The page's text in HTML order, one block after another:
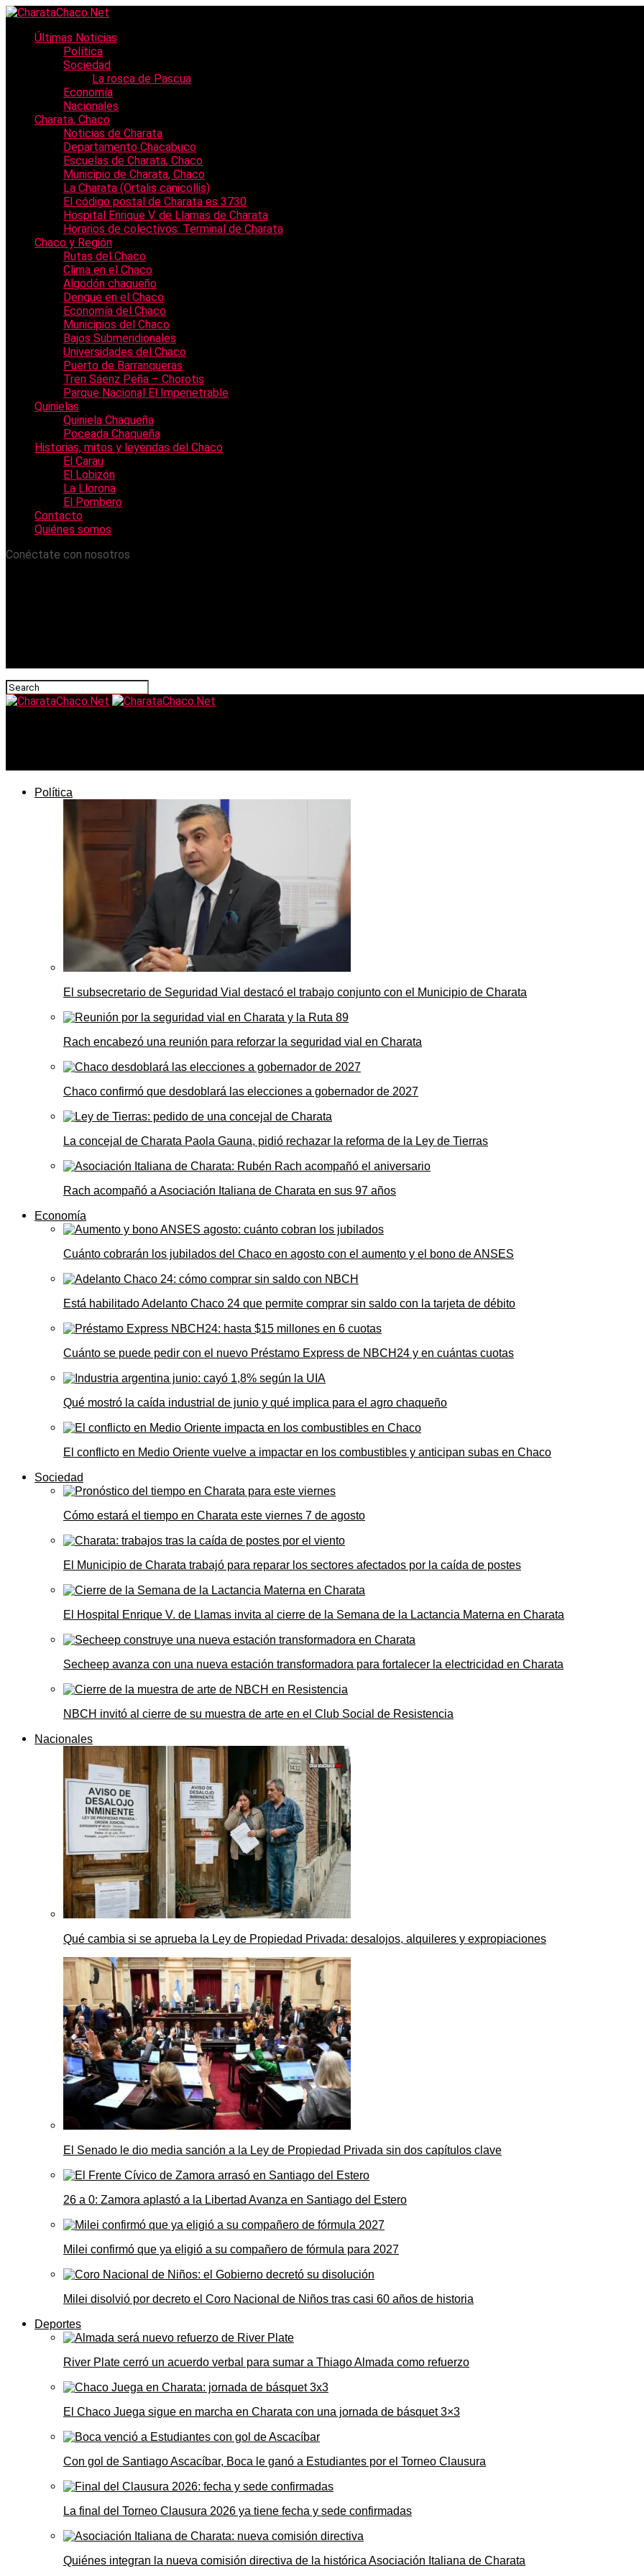
Últimas Noticias
Política
Sociedad
La rosca de Pascua
Economía
Nacionales
Charata, Chaco
Noticias de Charata
Departamento Chacabuco
Escuelas de Charata, Chaco
Municipio de Charata, Chaco
La Charata (Ortalis canicollis)
El código postal de Charata es 3730
Hospital Enrique V. de Llamas de Charata
Horarios de colectivos: Terminal de Charata
Chaco y Región
Rutas del Chaco
Clima en el Chaco
Algodón chaqueño
Dengue en el Chaco
Economía del Chaco
Municipios del Chaco
Bajos Submeridionales
Universidades del Chaco
Puerto de Barranqueras
Tren Sáenz Peña – Chorotis
Parque Nacional El Impenetrable
Quinielas
Quiniela Chaqueña
Poceada Chaqueña
Historias, mitos y leyendas del Chaco
El Carau
El Lobizón
La Llorona
El Pombero
Contacto
Quiénes somos
Conéctate con nosotros
Política
El subsecretario de Seguridad Vial destacó el trabajo conjunto con el Municipio de Charata
Rach encabezó una reunión para reforzar la seguridad vial en Charata
Chaco confirmó que desdoblará las elecciones a gobernador de 2027
La concejal de Charata Paola Gauna, pidió rechazar la reforma de la Ley de Tierras
Rach acompañó a Asociación Italiana de Charata en sus 97 años
Economía
Cuánto cobrarán los jubilados del Chaco en agosto con el aumento y el bono de ANSES
Está habilitado Adelanto Chaco 24 que permite comprar sin saldo con la tarjeta de débito
Cuánto se puede pedir con el nuevo Préstamo Express de NBCH24 y en cuántas cuotas
Qué mostró la caída industrial de junio y qué implica para el agro chaqueño
El conflicto en Medio Oriente vuelve a impactar en los combustibles y anticipan subas en Chaco
Sociedad
Cómo estará el tiempo en Charata este viernes 7 de agosto
El Municipio de Charata trabajó para reparar los sectores afectados por la caída de postes
El Hospital Enrique V. de Llamas invita al cierre de la Semana de la Lactancia Materna en Charata
Secheep avanza con una nueva estación transformadora para fortalecer la electricidad en Charata
NBCH invitó al cierre de su muestra de arte en el Club Social de Resistencia
Nacionales
Qué cambia si se aprueba la Ley de Propiedad Privada: desalojos, alquileres y expropiaciones
El Senado le dio media sanción a la Ley de Propiedad Privada sin dos capítulos clave
26 a 0: Zamora aplastó a la Libertad Avanza en Santiago del Estero
Milei confirmó que ya eligió a su compañero de fórmula para 2027
Milei disolvió por decreto el Coro Nacional de Niños tras casi 60 años de historia
Deportes
River Plate cerró un acuerdo verbal para sumar a Thiago Almada como refuerzo
El Chaco Juega sigue en marcha en Charata con una jornada de básquet 3×3
Con gol de Santiago Ascacíbar, Boca le ganó a Estudiantes por el Torneo Clausura
La final del Torneo Clausura 2026 ya tiene fecha y sede confirmadas
Quiénes integran la nueva comisión directiva de la histórica Asociación Italiana de Charata